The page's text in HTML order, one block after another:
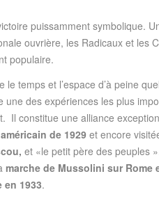
puissamment symbolique.
ouvrière, les Radicaux et les
populaire.
temps et l’espace d’à peine
des expériences les plus
Il constitue une alliance
de 1929 et encore
et «le petit père des peuples
marche de Mussolini sur Rome
en 1933.